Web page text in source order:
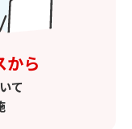
から
て